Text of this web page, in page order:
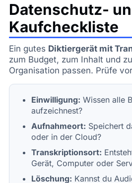
Datenschutz-
Kaufcheckliste
Ein gutes Diktiergerät mit
zum Budget, zum Inhalt und
Organisation passen. Prüfe
Einwilligung: Wissen alle
aufzeichnest?
Aufnahmeort: Speichert
oder in der Cloud?
Transkriptionsort:
Gerät, Computer oder
Löschung: Kannst du